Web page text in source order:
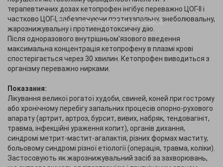
The contentcould not be loaded.
терапевтичних дозах кетопрофен інгібує переважно ЦОГ-II і
частково ЦОГ-I, забезпечуючи протизапальну, знеболювальну,
жарознижувальну і протиендотоксичну дію.
Після одноразового внутрішньом’язового введення
максимальна концентрація кетопрофену в плазмі крові
спостерігається через 30 хвилин. Кетопрофен виводиться з
організму переважно нирками.
Показання:
Лікування великої рогатої худоби, свиней, коней при гострому
або хронічному перебігу запальних процесів опорно-рухового
апарату (артрит, артроз, бурсит, вивих, набряк, тендовагініт,
травма, інфекційні ураження копит), органів дихання,
синдромі метрит-мастит-агалактія, різних формах маститу,
больовому синдромі різної етіології (операція, травма, коліки).
Застосовують як жарознижувальний засіб за захворювань,